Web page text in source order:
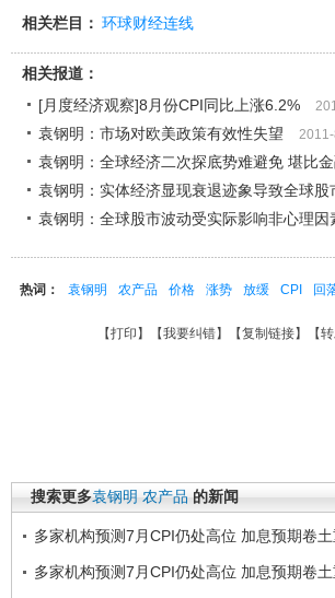
相关栏目： 环球财经连线
相关报道：
[月度经济观察]8月份CPI同比上涨6.2%
袁钢明：市场对欧美政策有效性失望
袁钢明：全球经济二次探底势难避免 堪比
袁钢明：实体经济显现衰退迹象导致全球股
袁钢明：全球股市波动受实际影响非心理因
热词： 袁钢明 农产品 价格 涨势 放缓 CPI 回
【打印 】【我要纠错】【复制链接】【
搜索更多袁钢明 农产品 的新闻
多家机构预测7月CPI仍处高位 加息预期卷
多家机构预测7月CPI仍处高位 加息预期卷